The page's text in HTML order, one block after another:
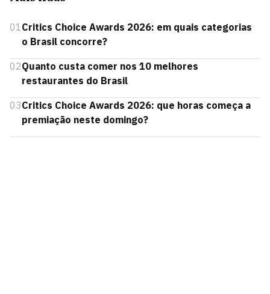
01Critics Choice Awards 2026: em quais categorias
o Brasil concorre?
02Quanto custa comer nos 10 melhores
restaurantes do Brasil
03Critics Choice Awards 2026: que horas começa a
premiação neste domingo?